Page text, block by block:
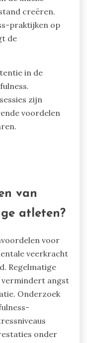
fouten
het
en
kunnen de
in
in
de principes en
de unieke
creëren.
de
in de
zijn
voordelen